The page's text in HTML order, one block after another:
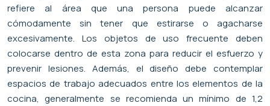
refiere al área que una persona puede alcanzar
cómodamente sin tener que estirarse o agacharse
excesivamente. Los objetos de uso frecuente deben
colocarse dentro de esta zona para reducir el esfuerzo y
prevenir lesiones. Además, el diseño debe contemplar
espacios de trabajo adecuados entre los elementos de la
cocina, generalmente se recomienda un mínimo de 1,2